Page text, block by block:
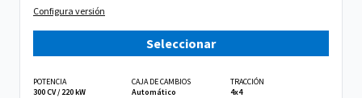
Configura versión
Seleccionar
POTENCIA
300 CV / 220 kW
CAJA DE CAMBIOS
Automático
TRACCIÓN
4x4